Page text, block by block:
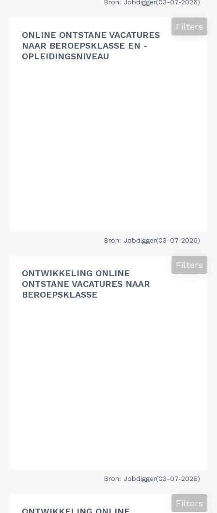
Bron: Jobdigger(03-07-2026)
ONLINE ONTSTANE VACATURES
NAAR BEROEPSKLASSE EN -
OPLEIDINGSNIVEAU
Filters
Bron: Jobdigger(03-07-2026)
ONTWIKKELING ONLINE
ONTSTANE VACATURES NAAR
BEROEPSKLASSE
Filters
Bron: Jobdigger(03-07-2026)
Filters